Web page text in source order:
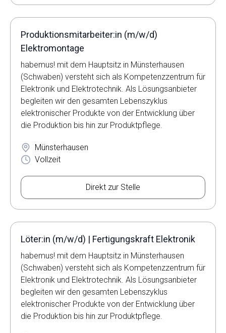
Produktionsmitarbeiter:in (m/w/d)
Elektromontage
habemus! mit dem Hauptsitz in Münsterhausen
(Schwaben) versteht sich als Kompetenzzentrum für
Elektronik und Elektrotechnik. Als Lösungsanbieter
begleiten wir den gesamten Lebenszyklus
elektronischer Produkte von der Entwicklung über
die Produktion bis hin zur Produktpflege.
Münsterhausen
Vollzeit
Direkt zur Stelle
Löter:in (m/w/d) | Fertigungskraft Elektronik
habemus! mit dem Hauptsitz in Münsterhausen
(Schwaben) versteht sich als Kompetenzzentrum für
Elektronik und Elektrotechnik. Als Lösungsanbieter
begleiten wir den gesamten Lebenszyklus
elektronischer Produkte von der Entwicklung über
die Produktion bis hin zur Produktpflege.